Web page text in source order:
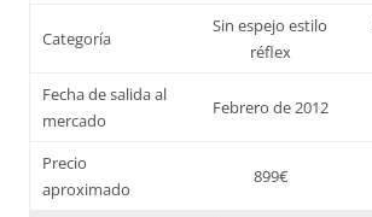
Categoría
Sin espejo estilo
réflex
Fecha de salida al
mercado
Febrero de 2012
Precio
aproximado
899€